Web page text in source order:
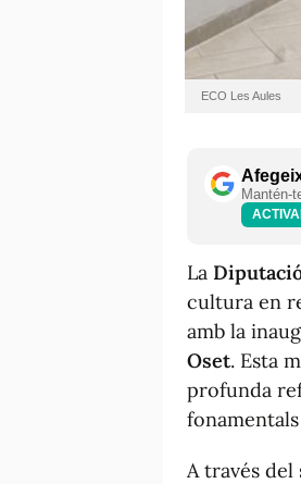
ECO Les Aules
Mantén-
La
cultura en
amb la
Oset. Esta
profunda
A través del